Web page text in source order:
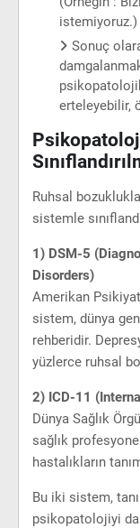
istemiyoruz.)
Sonuç
erteleyebilir,
Ruhsal
sistemle
1) DSM-5
Disorders)
Amerikan
sistem, dünya
rehberidir.
yüzlerce ruhsal
2) ICD-11
Dünya Sağlık
sağlık
hastalıkların
Bu iki sistem,
psikopatolojiyi